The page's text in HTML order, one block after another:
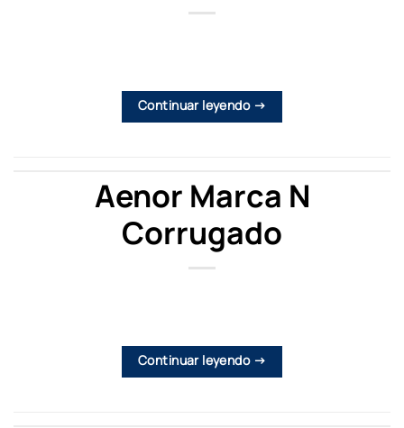
Continuar leyendo →
Aenor Marca N
Corrugado
Continuar leyendo →